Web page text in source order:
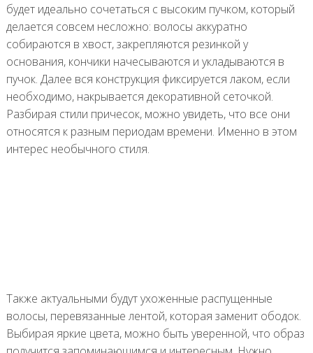
будет идеально сочетаться с высоким пучком, который
делается совсем несложно: волосы аккуратно
собираются в хвост, закрепляются резинкой у
основания, кончики начесываются и укладываются в
пучок. Далее вся конструкция фиксируется лаком, если
необходимо, накрывается декоративной сеточкой.
Разбирая стили причесок, можно увидеть, что все они
относятся к разным периодам времени. Именно в этом
интерес необычного стиля.
Также актуальными будут ухоженные распущенные
волосы, перевязанные лентой, которая заменит ободок.
Выбирая яркие цвета, можно быть уверенной, что образ